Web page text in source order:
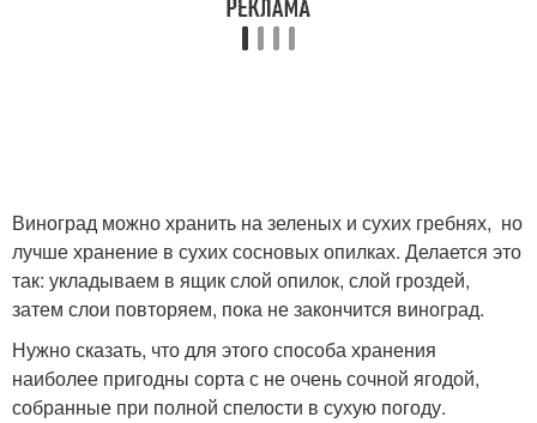
Виноград можно хранить на зеленых и сухих гребнях, но
лучше хранение в сухих сосновых опилках. Делается это
так: укладываем в ящик слой опилок, слой гроздей,
затем слои повторяем, пока не закончится виноград.
Нужно сказать, что для этого способа хранения
наиболее пригодны сорта с не очень сочной ягодой,
собранные при полной спелости в сухую погоду.